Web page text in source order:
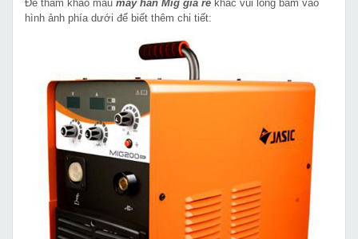
Để tham khảo mẫu máy hàn Mig giá rẻ khác vui lòng bấm vào
hình ảnh phía dưới để biết thêm chi tiết: